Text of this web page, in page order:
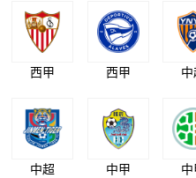
西甲 西甲 中
中超 中甲 中